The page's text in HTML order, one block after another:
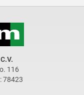
116
78423